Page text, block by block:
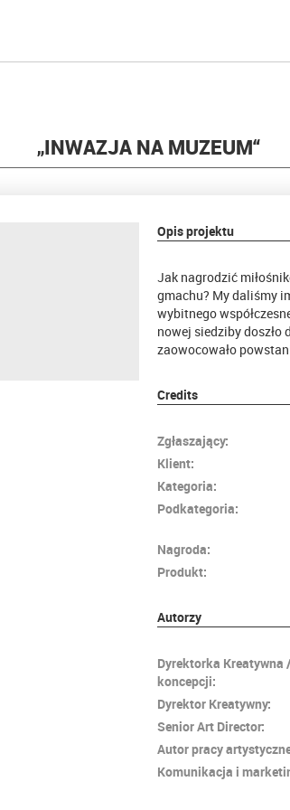
„INWAZJA NA MUZEUM“
Opis projektu
Jak nagrodzić
gmachu? My daliśmy
wybitnego
nowej siedziby doszło
zaowocowało
Credits
Zgłaszający:
Klient:
Kategoria:
Podkategoria:
Nagroda:
Produkt:
Autorzy
Dyrektorka Kreatywna
koncepcji:
Dyrektor Kreatywny:
Senior Art Director:
Autor pracy
Komunikacja i